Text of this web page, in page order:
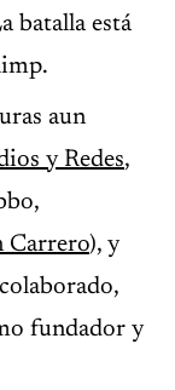
batalla está
aun
y Redes,
Carrero), y
fundador y